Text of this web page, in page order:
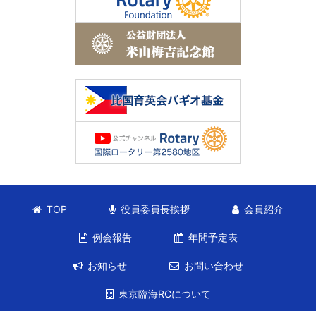
TOP 役員委員長挨拶 会員紹介
例会報告 年間予定表
お知らせ お問い合わせ
東京臨海RCについて